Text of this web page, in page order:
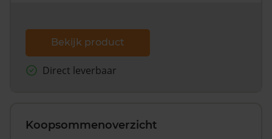
Bekijk product
Direct leverbaar
Koopsommenoverzicht